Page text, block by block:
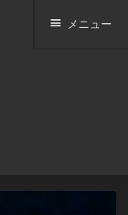
メニュー